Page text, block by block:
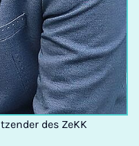
des ZeKK